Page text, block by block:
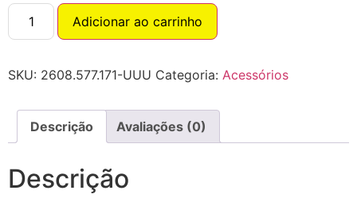
Adicionar ao carrinho
SKU: 2608.577.171-UUU Categoria: Acessórios
Descrição Avaliações (0)
Descrição